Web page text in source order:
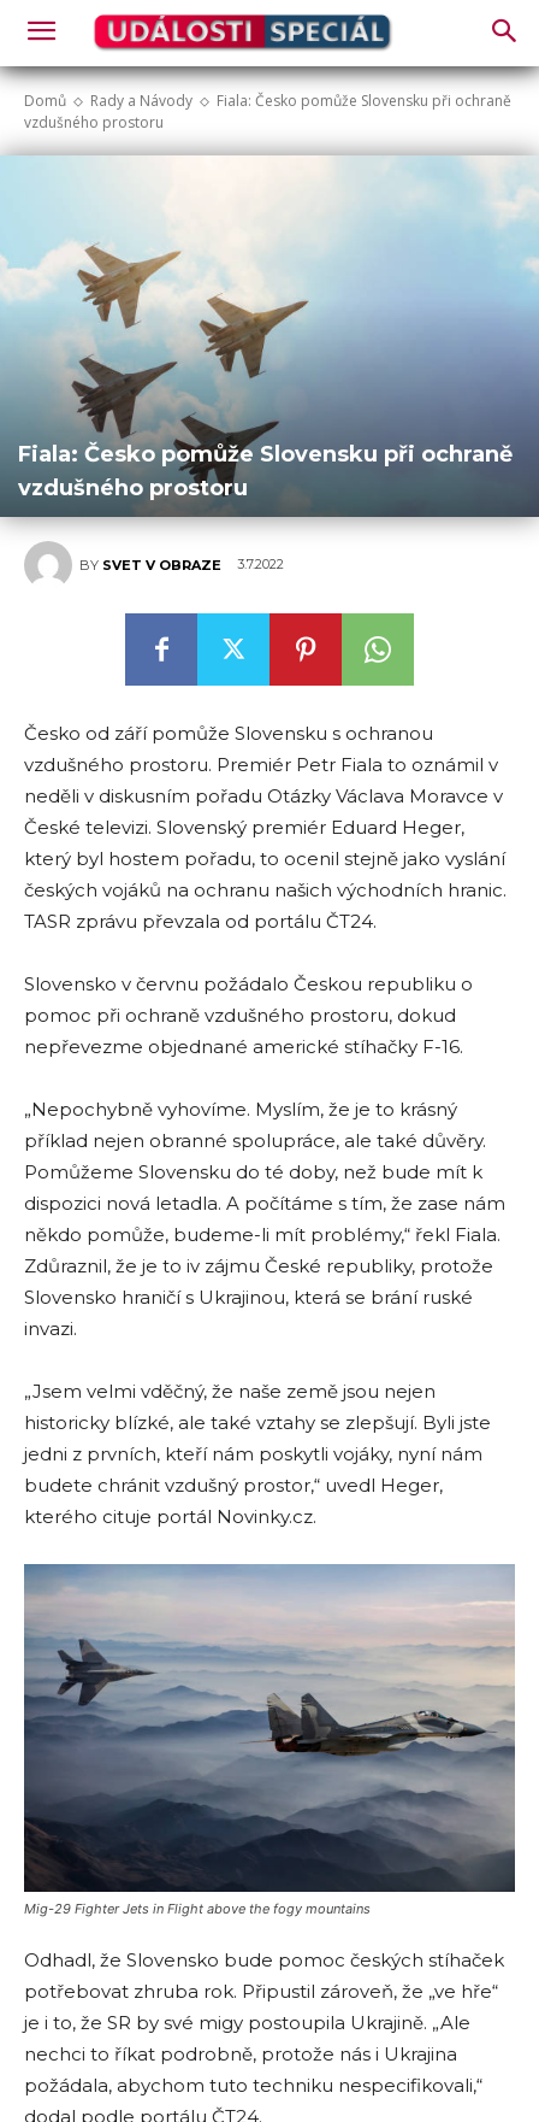
Domů Rady a Návody
Fiala: Česko pomůže Slovensku při ochraně
vzdušného prostoru
Fiala: Česko pomůže Slovensku při ochraně
vzdušného prostoru
BY SVET V OBRAZE 3.7.2022
Česko od září pomůže Slovensku s ochranou
vzdušného prostoru. Premiér Petr Fiala to oznámil v
neděli v diskusním pořadu Otázky Václava Moravce v
České televizi. Slovenský premiér Eduard Heger,
který byl hostem pořadu, to ocenil stejně jako vyslání
českých vojáků na ochranu našich východních hranic.
TASR zprávu převzala od portálu ČT24.
Slovensko v červnu požádalo Českou republiku o
pomoc při ochraně vzdušného prostoru, dokud
nepřevezme objednané americké stíhačky F-16.
„Nepochybně vyhovíme. Myslím, že je to krásný
příklad nejen obranné spolupráce, ale také důvěry.
Pomůžeme Slovensku do té doby, než bude mít k
dispozici nová letadla. A počítáme s tím, že zase nám
někdo pomůže, budeme-li mít problémy,“ řekl Fiala.
Zdůraznil, že je to iv zájmu České republiky, protože
Slovensko hraničí s Ukrajinou, která se brání ruské
invazi.
„Jsem velmi vděčný, že naše země jsou nejen
historicky blízké, ale také vztahy se zlepšují. Byli jste
jedni z prvních, kteří nám poskytli vojáky, nyní nám
budete chránit vzdušný prostor,“ uvedl Heger,
kterého cituje portál Novinky.cz.
Mig-29 Fighter Jets in Flight above the fogy mountains
Odhadl, že Slovensko bude pomoc českých stíhaček
potřebovat zhruba rok. Připustil zároveň, že „ve hře“
je i to, že SR by své migy postoupila Ukrajině. „Ale
nechci to říkat podrobně, protože nás i Ukrajina
požádala, abychom tuto techniku ​​nespecifikovali,“
dodal podle portálu ČT24.